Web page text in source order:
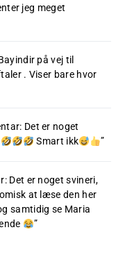
jeg meget
på vej til
. Viser bare hvor
Det er noget
Smart ikk ”
Det er noget svineri,
at læse den her
samtidig se Maria
”